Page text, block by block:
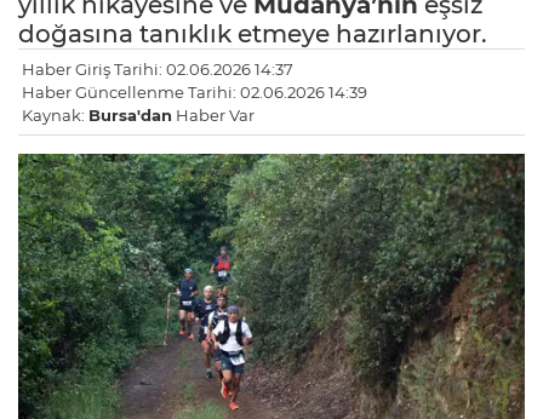
doğasına tanıklık etmeye hazırlanıyor.
Haber Giriş Tarihi: 02.06.2026 14:37
Haber Güncellenme Tarihi: 02.06.2026 14:39
Kaynak: Bursa'dan Haber Var